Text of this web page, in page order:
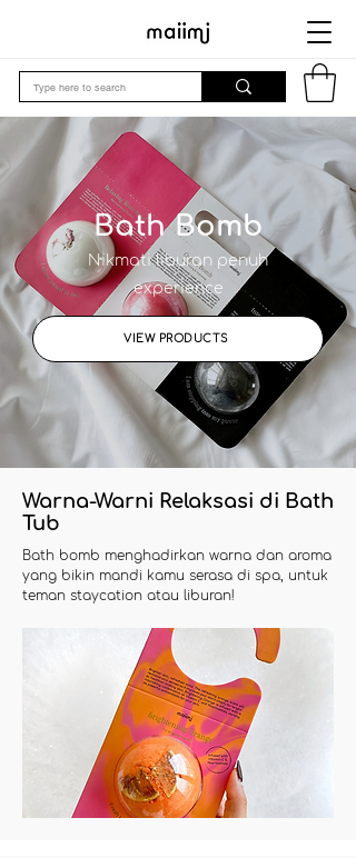
Bath Bomb
Nikmati liburan penuh
experience
VIEW PRODUCTS
Warna-Warni Relaksasi di Bath
Tub
Bath bomb menghadirkan warna dan aroma
yang bikin mandi kamu serasa di spa, untuk
teman staycation atau liburan!